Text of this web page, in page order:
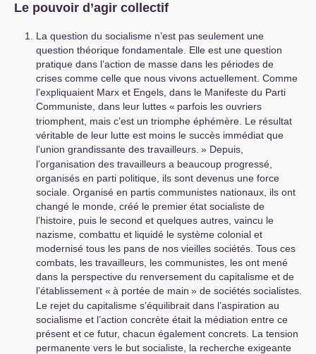
Le pouvoir d’agir collectif
La question du socialisme n’est pas seulement une
question théorique fondamentale. Elle est une question
pratique dans l’action de masse dans les périodes de
crises comme celle que nous vivons actuellement. Comme
l’expliquaient Marx et Engels, dans le Manifeste du Parti
Communiste, dans leur luttes « parfois les ouvriers
triomphent, mais c’est un triomphe éphémère. Le résultat
véritable de leur lutte est moins le succès immédiat que
l’union grandissante des travailleurs. » Depuis,
l’organisation des travailleurs a beaucoup progressé,
organisés en parti politique, ils sont devenus une force
sociale. Organisé en partis communistes nationaux, ils ont
changé le monde, créé le premier état socialiste de
l’histoire, puis le second et quelques autres, vaincu le
nazisme, combattu et liquidé le système colonial et
modernisé tous les pans de nos vieilles sociétés. Tous ces
combats, les travailleurs, les communistes, les ont mené
dans la perspective du renversement du capitalisme et de
l’établissement « à portée de main » de sociétés socialistes.
Le rejet du capitalisme s’équilibrait dans l’aspiration au
socialisme et l’action concrète était la médiation entre ce
présent et ce futur, chacun également concrets. La tension
permanente vers le but socialiste, la recherche exigeante